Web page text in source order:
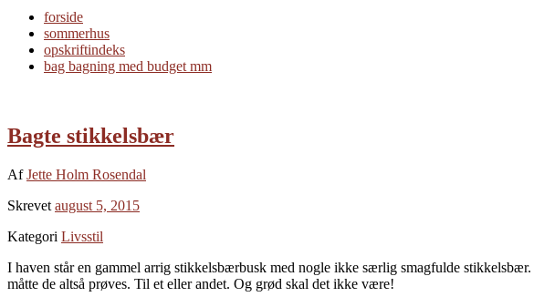
forside
sommerhus
opskriftindeks
bag bagning med budget mm
Bagte stikkelsbær
AfJette Holm Rosendal
Skrevet august 5, 2015
Kategori Livsstil
I haven står en gammel arrig stikkelsbærbusk med nogle ikke særlig smagfulde
måtte de altså prøves. Til et eller andet. Og grød skal det ikke være!